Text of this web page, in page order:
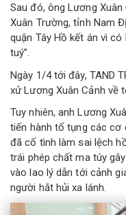
Sau đó, ông Lương Xuân
Xuân Trường, tỉnh Nam
quận Tây Hồ kết án vì
tuý”.
Ngày 1/4 tới đây, TAND
xử Lương Xuân Cảnh về
Tuy nhiên, anh Lương
tiến hành tố tụng các cơ
đã cố tình làm sai lệch
trái phép chất ma túy
vào lao lý dẫn tới cảnh
người hắt hủi xa lánh.